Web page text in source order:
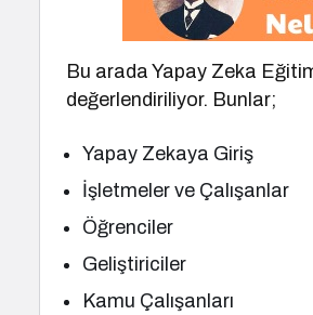
Bu arada Yapay Zeka
değerlendiriliyor. Bunlar;
Yapay Zekaya Giriş
İşletmeler ve Çalışanlar
Öğrenciler
Geliştiriciler
Kamu Çalışanları